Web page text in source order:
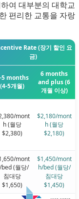
여 대부분의 대학교
편리한 교통을 자랑
Rate (장기 할인 요
금)
5 months
(4-5개월)
6 months
and plus (6
개월 이상)
mont
h (월당
$2,380)
$2,180/mont
h (월당
$2,180)
mont
bed (월당/
침대당
$1,650)
$1,450/mont
h/bed (월당/
침대당
$1,450)